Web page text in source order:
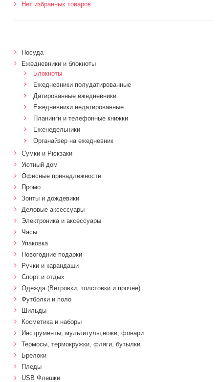
Нет избранных товаров
Посуда
Ежедневники и блокноты
Блокноты
Ежедневники полудатированные
Датированные ежедневники
Ежедневники недатированные
Планинги и телефонные книжки
Еженедельники
Органайзер на ежедневник
Сумки и Рюкзаки
Уютный дом
Офисные принадлежности
Промо
Зонты и дождевики
Деловые аксессуары
Электроника и аксессуары
Часы
Упаковка
Новогодние подарки
Ручки и карандаши
Спорт и отдых
Одежда (Ветровки, толстовки и прочее)
Футболки и поло
Шильды
Косметика и наборы
Инструменты, мультитулы,ножи, фонари
Термосы, термокружки, фляги, бутылки
Брелоки
Пледы
USB Флешки